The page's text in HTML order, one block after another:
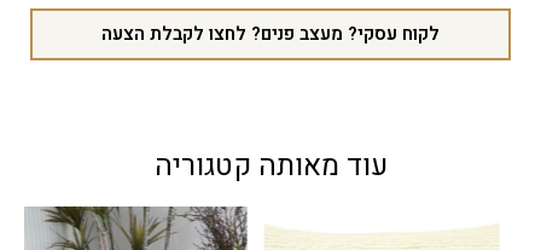
לקוח עסקי? מעצב פנים? לחצו לקבלת הצעה
עוד מאותה קטגוריה